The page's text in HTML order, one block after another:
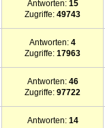
Antworten: 15
Zugriffe:49743
Antworten:4
Zugriffe:17963
Antworten: 46
Zugriffe:97722
Antworten: 14